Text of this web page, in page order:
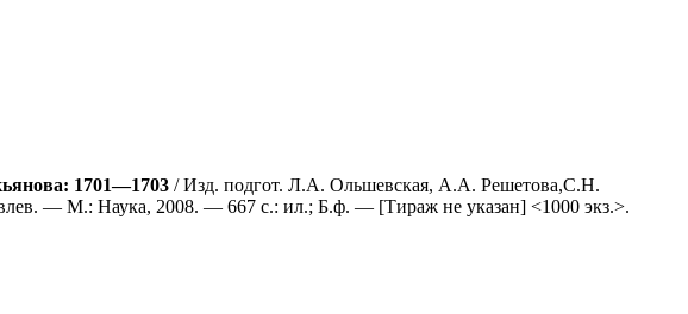
1701—1703 / Изд. подгот. Л.А. Ольшевская, A.A. Решетова,С.Н.
— М.: Наука, 2008. — 667 с.: ил.; Б.ф. — [Тираж не указан] <1000 экз.>.